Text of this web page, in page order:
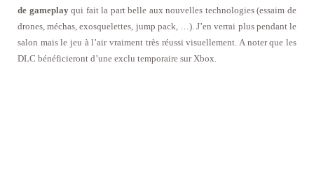
de gameplayqui fait la part belle aux nouvelles technologies (essaim de
drones, méchas, exosquelettes, jump pack, …). J’en verrai plus pendant le
salon mais le jeu à l’air vraiment très réussi visuellement. A noter que les
DLC bénéficieront d’une exclu temporaire sur Xbox.